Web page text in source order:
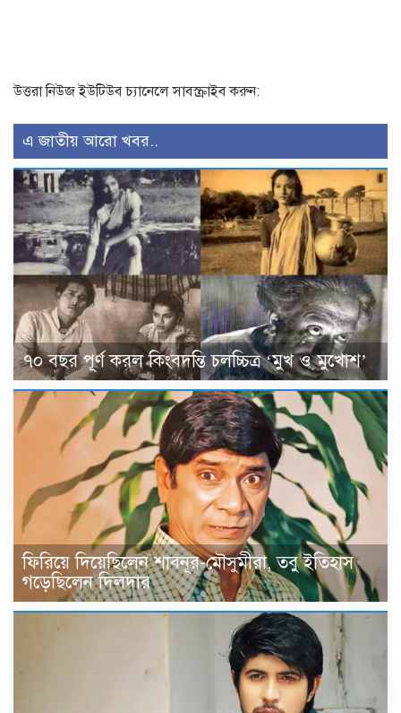
উত্তরা নিউজ ইউটিউব চ্যানেলে সাবস্ক্রাইব করুন:
এ জাতীয় আরো খবর..
৭০ বছর পূর্ণ করল কিংবদন্তি চলচ্চিত্র ‘মুখ ও মুখোশ’
ফিরিয়ে দিয়েছিলেন শাবনূর-মৌসুমীরা, তবু ইতিহাস
গড়েছিলেন দিলদার